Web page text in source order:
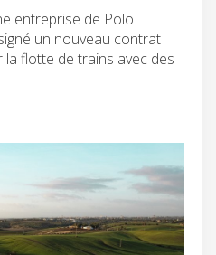
entreprise de Polo
un nouveau contrat
flotte de trains avec des